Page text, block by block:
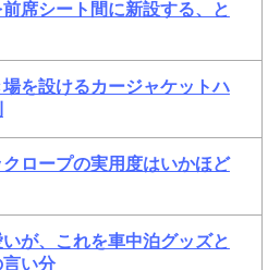
席シート間に新設する、と
を設けるカージャケットハ
ロープの実用度はいかほど
が、これを車中泊グッズと
い分